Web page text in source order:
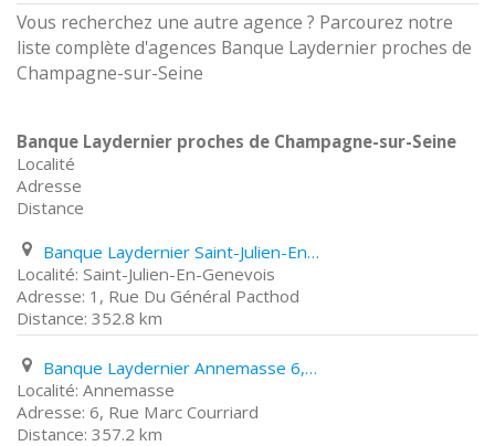
Vous recherchez une autre agence ? Parcourez notre
liste complète d'agences Banque Laydernier proches de
Champagne-sur-Seine
Banque Laydernier proches de Champagne-sur-Seine
Localité
Adresse
Distance
Banque Laydernier Saint-Julien-En-Genevois 1, Rue Du Général Pacthod
Saint-Julien-En-Genevois
1, Rue Du Général Pacthod
352.8 km
Banque Laydernier Annemasse 6, Rue Marc Courriard
Annemasse
6, Rue Marc Courriard
357.2 km